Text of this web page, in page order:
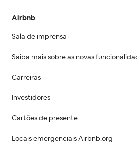
Airbnb
Sala de imprensa
Saiba mais sobre as novas
Carreiras
Investidores
Cartões de presente
Locais emergenciais Airbnb.org